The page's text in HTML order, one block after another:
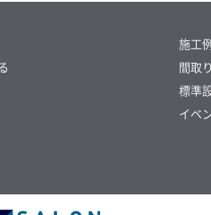
施工例
間取
標準
イベ